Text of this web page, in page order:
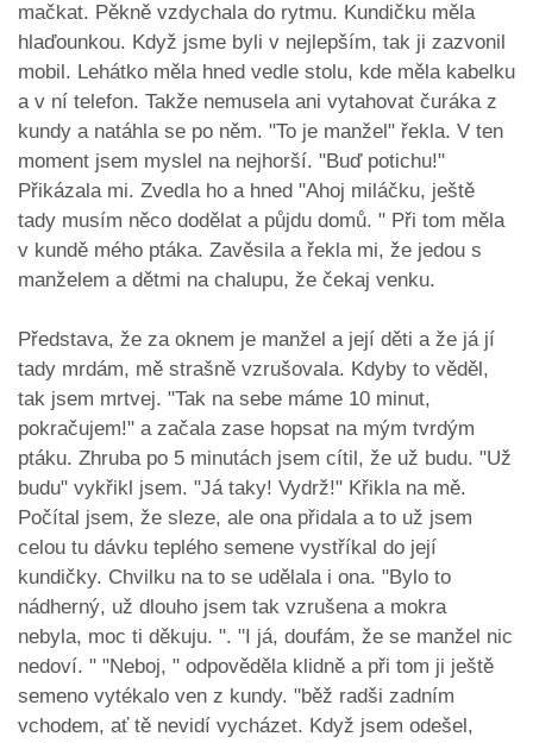
mačkat. Pěkně vzdychala do rytmu. Kundičku měla
hlaďounkou. Když jsme byli v nejlepším, tak ji zazvonil
mobil. Lehátko měla hned vedle stolu, kde měla kabelku
a v ní telefon. Takže nemusela ani vytahovat čuráka z
kundy a natáhla se po něm. "To je manžel" řekla. V ten
moment jsem myslel na nejhorší. "Buď potichu!"
Přikázala mi. Zvedla ho a hned "Ahoj miláčku, ještě
tady musím něco dodělat a půjdu domů. " Při tom měla
v kundě mého ptáka. Zavěsila a řekla mi, že jedou s
manželem a dětmi na chalupu, že čekaj venku.
Představa, že za oknem je manžel a její děti a že já jí
tady mrdám, mě strašně vzrušovala. Kdyby to věděl,
tak jsem mrtvej. "Tak na sebe máme 10 minut,
pokračujem!" a začala zase hopsat na mým tvrdým
ptáku. Zhruba po 5 minutách jsem cítil, že už budu. "Už
budu" vykřikl jsem. "Já taky! Vydrž!" Křikla na mě.
Počítal jsem, že sleze, ale ona přidala a to už jsem
celou tu dávku teplého semene vystříkal do její
kundičky. Chvilku na to se udělala i ona. "Bylo to
nádherný, už dlouho jsem tak vzrušena a mokra
nebyla, moc ti děkuju. ". "I já, doufám, že se manžel nic
nedoví. " "Neboj, " odpověděla klidně a při tom ji ještě
semeno vytékalo ven z kundy. "běž radši zadním
vchodem, ať tě nevidí vycházet. Když jsem odešel,